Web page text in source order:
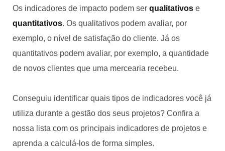
Os indicadores de impacto podem ser qualitativos e
quantitativos. Os qualitativos podem avaliar, por
exemplo, o nível de satisfação do cliente. Já os
quantitativos podem avaliar, por exemplo, a quantidade
de novos clientes que uma mercearia recebeu.
Conseguiu identificar quais tipos de indicadores você já
utiliza durante a gestão dos seus projetos? Confira a
nossa lista com os principais indicadores de projetos e
aprenda a calculá-los de forma simples.